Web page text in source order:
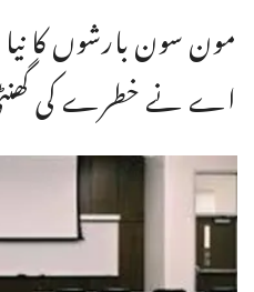
مون سون بارشوں کا
اے نے خطرے کی